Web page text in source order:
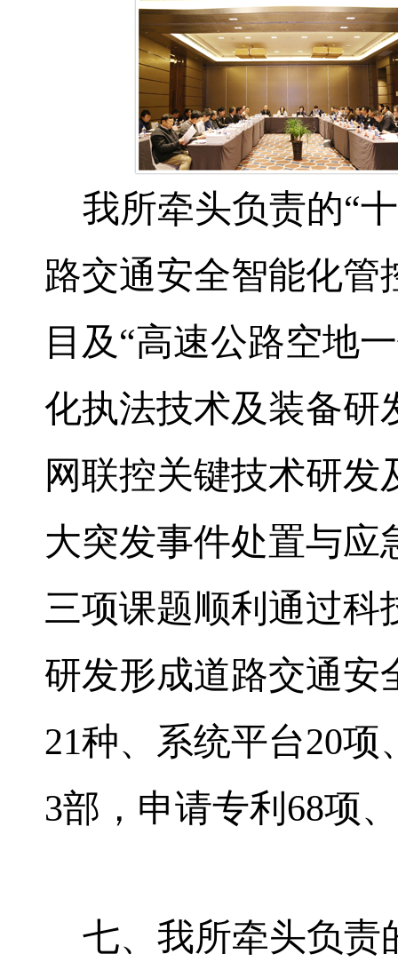
我所牵头负责的“
路交通安全智能化管
目及“高速公路空地
化执法技术及装备研
网联控关键技术研发
大突发事件处置与应
三项课题顺利通过科
研发形成道路交通安
21种、系统平台20项
3部，申请专利 68项
七、我所牵头负责